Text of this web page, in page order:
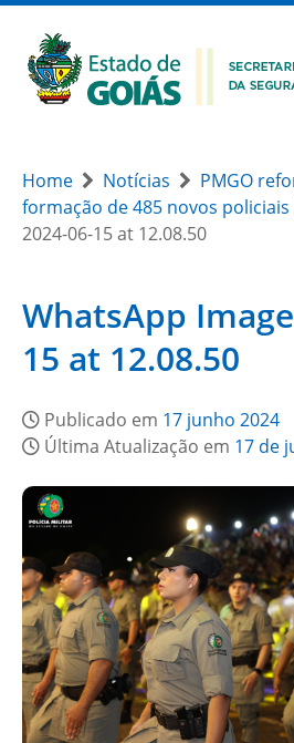
Home Notícias
PMGO
formação de 485 novos policiais
2024-06-15 at 12.08.50
WhatsApp
15 at 12.08.50
Publicado em 17 junho 2024
Última Atualização em 17 de